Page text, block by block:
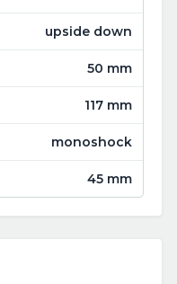
upside down
50 mm
117 mm
monoshock
45 mm